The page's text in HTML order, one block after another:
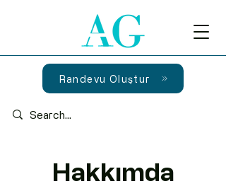
Randevu Oluştur
Hakkımda